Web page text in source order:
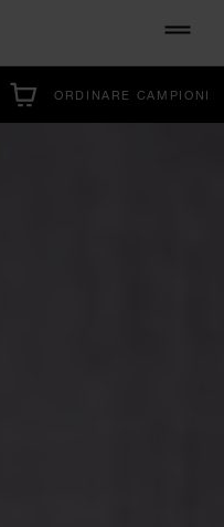
ORDINARE CAMPIONI